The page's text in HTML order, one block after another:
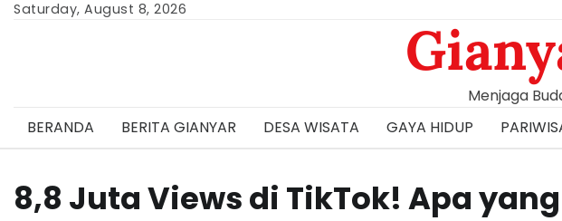
SkipSaturday, August 8, 2026
Menjaga
BERANDA
BERITA GIANYAR DESA WISATA GAYA HIDUP
8,8 Juta Views di TikTok! Apa